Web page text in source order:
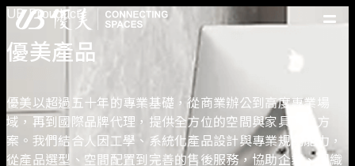
優美產品
優美脈動
常見問題
UB Prouduct
優美產品
優美以超過五十年的專業基礎，從商業辦公到高度專業場
域，再到國際品牌代理，提供全方位的空間與家具解決方
案。我們結合人因工學、系統化產品設計與專業規劃能力，
從產品選型、空間配置到完善的售後服務，協助企業、組織